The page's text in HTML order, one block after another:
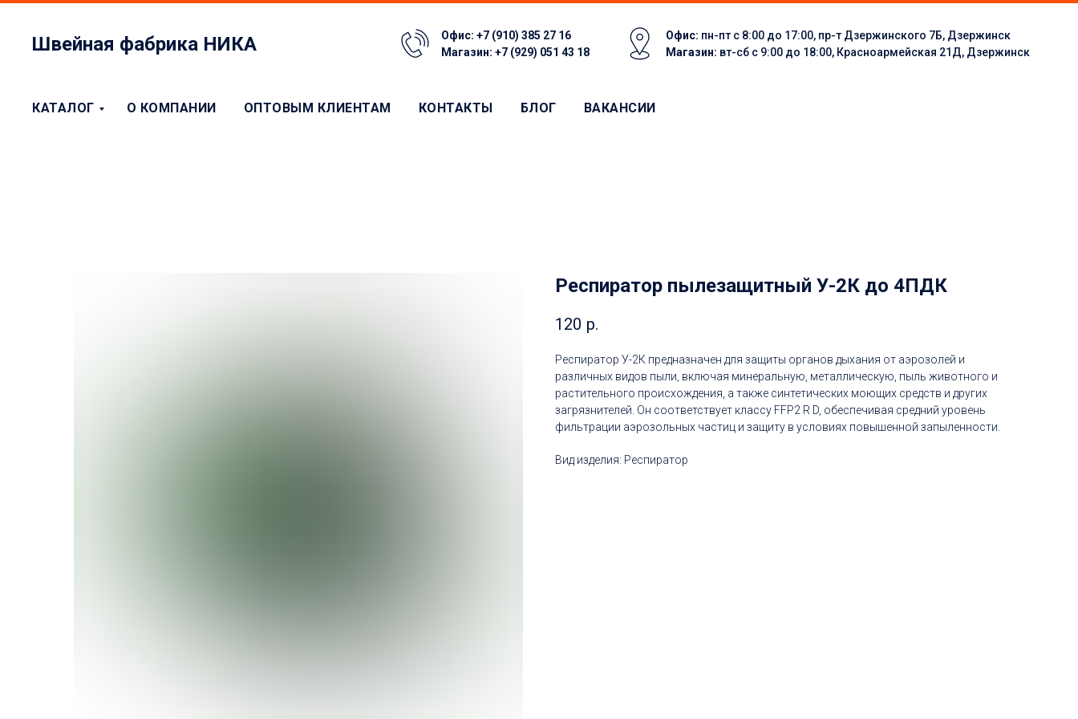
Швейная фабрика НИКА Офис: +7 (910) 385 27 16
Магазин: +7 (929) 051 43 18
Офис: пн-пт с 8:00 до 17:00, пр-т Дзержинского 7Б, Дзержинск
Магазин: вт-сб с 9:00 до 18:00, Красноармейская 21Д, Дзержинск
КАТАЛОГ О КОМПАНИИ ОПТОВЫМ КЛИЕНТАМ КОНТАКТЫ БЛОГ ВАКАНСИИ
Респиратор пылезащитный У-2К до 4ПДК
120 р.
Респиратор У-2К предназначен для защиты органов дыхания от аэрозолей и
различных видов пыли, включая минеральную, металлическую, пыль животного и
растительного происхождения, а также синтетических моющих средств и других
загрязнителей. Он соответствует классу FFP2 R D, обеспечивая средний уровень
фильтрации аэрозольных частиц и защиту в условиях повышенной запыленности.
Вид изделия: Респиратор